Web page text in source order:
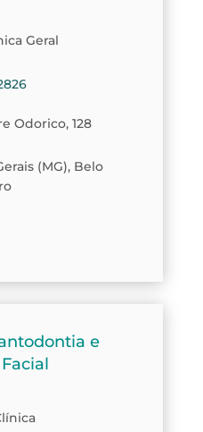
Geral
Odorico, 128
(MG), Belo
e